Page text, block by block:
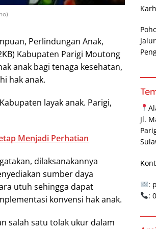
Perlindungan Anak,
Kabupaten Parigi Moutong
anak bagi tenaga kesehatan,
hak anak.
layak anak. Parigi,
Menjadi Perhatian
dilaksanakannya
sumber daya
utuh sehingga dapat
konvensi hak anak.
salah satu tolak ukur dalam
Jl.
:
: